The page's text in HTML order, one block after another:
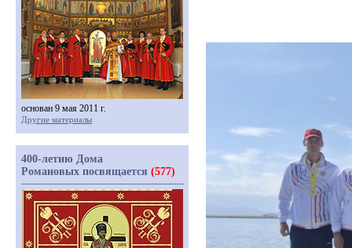
основан 9 мая 2011 г.
Другие материалы
400-летию Дома
Романовых посвящается (577)